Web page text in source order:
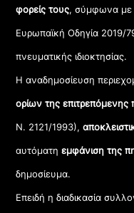
φορείς τους, σύμφωνα με
Ευρωπαϊκή Οδηγία 2019/
πνευματικής ιδιοκτησίας.
Η αναδημοσίευση
ορίων της
Ν. 2121/1993),
αυτόματηεμφάνιση της
δημοσίευμα.
Επειδή η διαδικασία